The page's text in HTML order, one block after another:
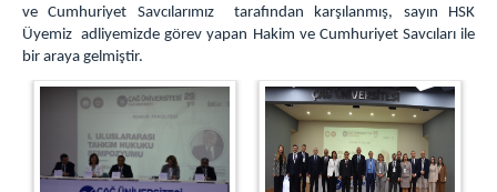
C. Başsavcılığı Birimleri
MAHKEMELER
KOMİSYON
Komisyon Üyeleri
ve Cumhuriyet Savcılarımız tarafından karşılanmış, sayın HSK
Üyemiz adliyemizde görev yapan Hakim ve Cumhuriyet Savcıları ile
bir araya gelmiştir.